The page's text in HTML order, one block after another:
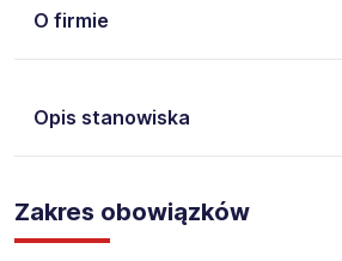
O firmie
Opis stanowiska
Pośrednictwa Pracy i Doradztwa
Profit jest obecnie jedną z
polskich agencji zatrudnienia. W ciągu
Zakres obowiązków